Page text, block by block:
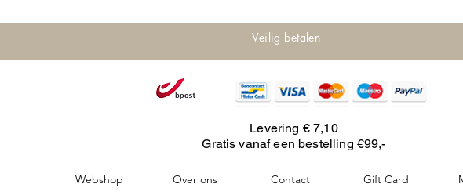
Veilig betalen
Levering € 7,10
Gratis vanaf een bestelling €99,-
Webshop Over ons Contact Gift Card